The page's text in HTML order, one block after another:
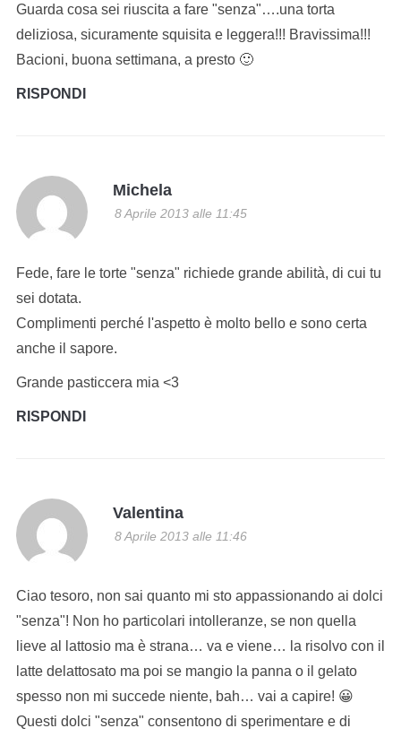
Guarda cosa sei riuscita a fare "senza"….una torta
deliziosa, sicuramente squisita e leggera!!! Bravissima!!!
Bacioni, buona settimana, a presto 🙂
RISPONDI
Michela
8 Aprile 2013 alle 11:45
Fede, fare le torte "senza" richiede grande abilità, di cui tu
sei dotata.
Complimenti perché l'aspetto è molto bello e sono certa
anche il sapore.
Grande pasticcera mia <3
RISPONDI
Valentina
8 Aprile 2013 alle 11:46
Ciao tesoro, non sai quanto mi sto appassionando ai dolci
"senza"! Non ho particolari intolleranze, se non quella
lieve al lattosio ma è strana… va e viene… la risolvo con il
latte delattosato ma poi se mangio la panna o il gelato
spesso non mi succede niente, bah… vai a capire! 😀
Questi dolci "senza" consentono di sperimentare e di